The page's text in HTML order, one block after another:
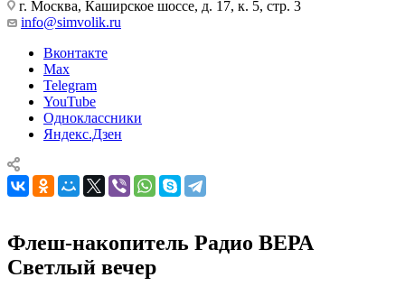
г. Москва, Каширское шоссе, д. 17, к. 5, стр. 3
info@simvolik.ru
Вконтакте
Max
Telegram
YouTube
Одноклассники
Яндекс.Дзен
Флеш-накопитель Радио ВЕРА
Светлый вечер